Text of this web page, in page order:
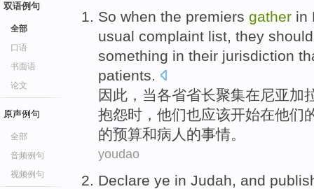
双语例句
全部
口语
书面语
论文
原声例句
全部
音频例句
视频例句
So when the premiers gather in
usual complaint list, they should
something in their jurisdiction
patients.
因此 ， 当各省省长聚集在尼亚加
抱怨时 ， 他们也应该开始在他们
的预算和病人的事情。
youdao
Declare ye in Judah, and